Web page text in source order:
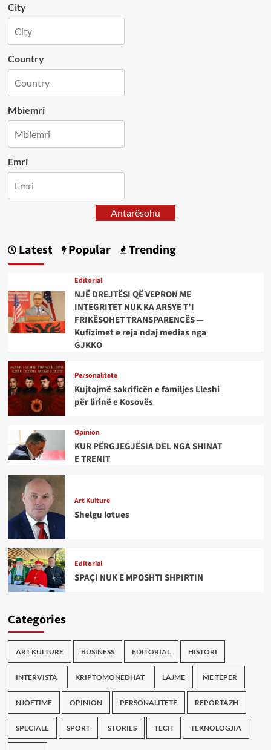
City
Country
Mbiemri
Emri
Antarësohu
Latest Popular Trending
Editorial
NJË DREJTËSI QË VEPRON ME
INTEGRITET NUK KA ARSYE T’I
FRIKËSOHET TRANSPARENCËS —
Kufizimet e reja ndaj medias nga
GJKKO
Personalitete
Kujtojmë sakrificën e familjes Lleshi
për lirinë e Kosovës
Opinion
KUR PËRGJEGJËSIA DEL NGA SHINAT
E TRENIT
Art Kulture
Shelgu lotues
Editorial
SPAÇI NUK E MPOSHTI SHPIRTIN
Categories
ART KULTURE BUSINESS EDITORIAL HISTORI
INTERVISTA KRIPTOMONEDHAT LAJME ME TEPER
NJOFTIME OPINION PERSONALITETE REPORTAZH
SPECIALE SPORT STORIES TECH TEKNOLOGJIA